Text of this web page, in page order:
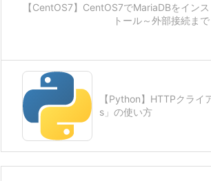
【CentOS7】CentOS7でMariaDBをインス
トール～外部接続まで
【Python】HTTPクラ
s」の使い方